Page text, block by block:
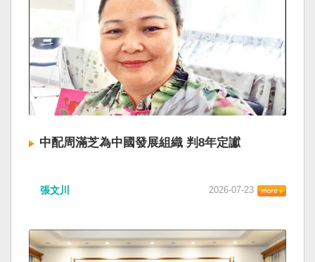
中配周滿芝為中國發展組織 判8年定讞
張文川 2026-07-23